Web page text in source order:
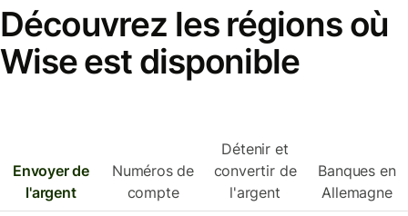
Découvrez les régions où
Wise est disponible
Envoyer de
l'argent
Numéros de
compte
Détenir et
convertir de
l'argent
Banques en
Allemagne